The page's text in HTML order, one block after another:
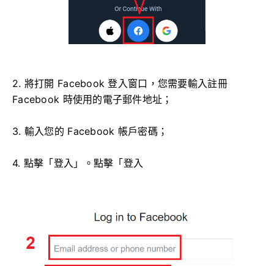
2. 將打開 Facebook 登入窗口，您需要輸入註冊
Facebook 時使用的電子郵件地址；
3. 輸入您的 Facebook 帳戶密碼；
4. 點擊「登入」。點擊「登入